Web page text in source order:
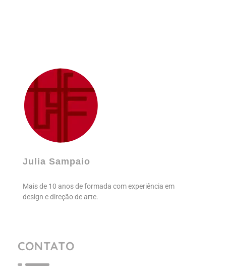
Julia Sampaio
Mais de 10 anos de formada com experiência em
design e direção de arte.
CONTATO